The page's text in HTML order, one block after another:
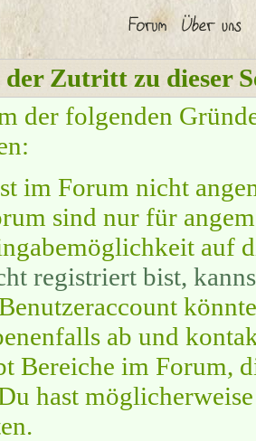
Zutritt zu dieser
der folgenden
im Forum nicht
sind nur für
auf
registriert bist,
ab und
Bereiche im Forum,
hast